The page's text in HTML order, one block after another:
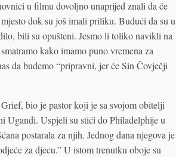
u filmu dovoljno unaprijed znali da će
dok su još imali priliku. Budući da su u
bili su opušteni. Jesmo li toliko navikli na
kako imamo puno vremena za
da budemo “pripravni, jer će Sin Čovječji
bio je pastor koji je sa svojom obitelji
Ugandi. Uspjeli su stići do Philadelphije u
postarala za njih. Jednog dana njegova je
za djecu.” U istom trenutku oboje su